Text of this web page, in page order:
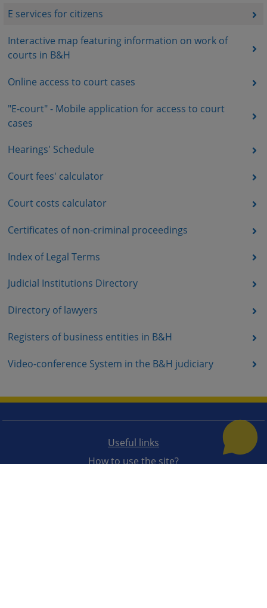
E services for citizens
Interactive map featuring information on work of
courts in B&H
Online access to court cases
"E-court" - Mobile application for access to court
cases
Hearings' Schedule
Court fees' calculator
Court costs calculator
Certificates of non-criminal proceedings
Index of Legal Terms
Judicial Institutions Directory
Directory of lawyers
Registers of business entities in B&H
Video-conference System in the B&H judiciary
Useful links
How to use the site?